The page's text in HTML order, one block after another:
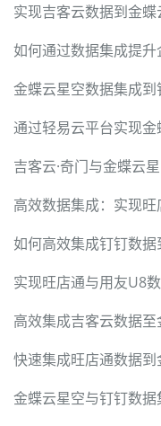
实现吉客云数据到金
如何通过数据集成提
金蝶云星空数据集成
通过轻易云平台实现
吉客云·奇门与金蝶云
高效数据集成：实现
如何高效集成钉钉数
实现旺店通与用友U8
高效集成吉客云数据
快速集成旺店通数据
金蝶云星空与钉钉数